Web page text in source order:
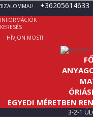
+36205614633
INFORMÁCIÓK
KERESÉS
HÍVJON MOST!
EGYEDI MÉRETBEN
3-2-1